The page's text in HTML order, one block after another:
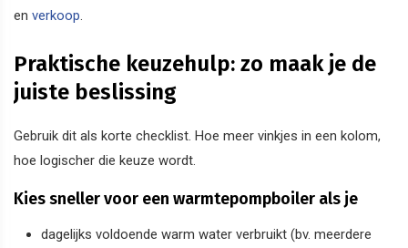
en verkoop.
Praktische keuzehulp: zo maak je de
juiste beslissing
Gebruik dit als korte checklist. Hoe meer vinkjes in een kolom,
hoe logischer die keuze wordt.
Kies sneller voor een warmtepompboiler als je
dagelijks voldoende warm water verbruikt (bv. meerdere